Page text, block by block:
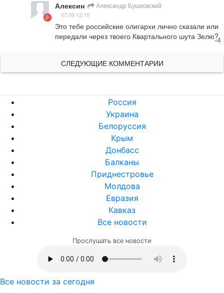
Алексин Александр Бушковский
07.06 12:10
Это тебе российские олигархи лично сказали или
передали через твоего Квартального шута Зелю?-4
СЛЕДУЮЩИЕ КОММЕНТАРИИ
Россия
Украина
Белоруссия
Крым
Донбасс
Балканы
Приднестровье
Молдова
Евразия
Кавказ
Все новости
Прослушать все новости
Все новости за сегодня